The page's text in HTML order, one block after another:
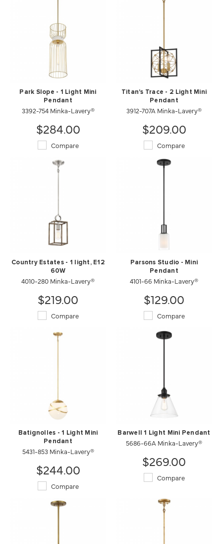
Park Slope - 1 Light Mini
Pendant
3392-754 Minka-Lavery®
$284.00
Compare
Titan's Trace - 2 Light Mini
Pendant
3912-707A Minka-Lavery®
$209.00
Compare
Country Estates - 1 light, E12
60W
4010-280 Minka-Lavery®
$219.00
Compare
Parsons Studio - Mini
Pendant
4101-66 Minka-Lavery®
$129.00
Compare
Batignolles - 1 Light Mini
Pendant
5431-853 Minka-Lavery®
$244.00
Compare
Barwell 1 Light Mini Pendant
5686-66A Minka-Lavery®
$269.00
Compare